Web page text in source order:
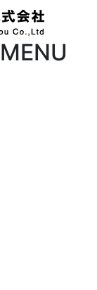
MENU